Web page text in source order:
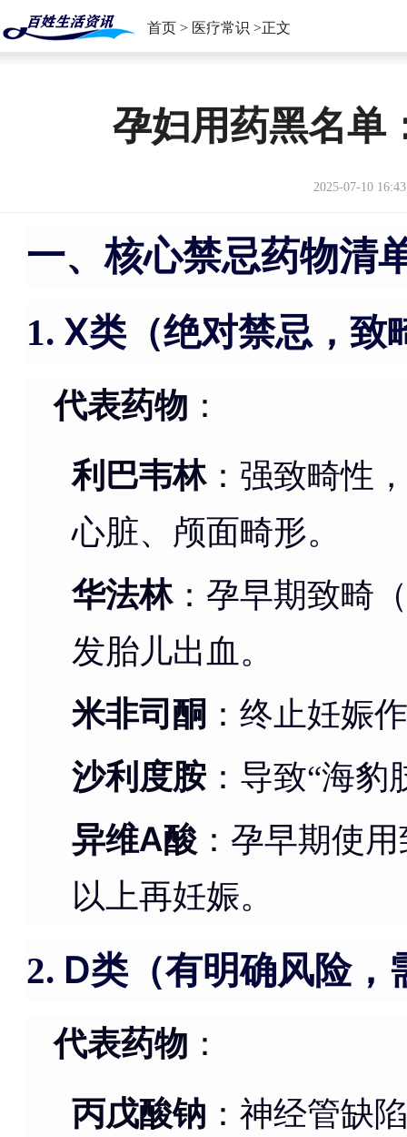
首页 > 医疗常识 >正文
孕妇用药黑名单
2025-07-10
一、核心禁忌药物清
1. X类（绝对禁忌，致
代表药物 ：
利巴韦林：强致畸性
心脏、颅面畸形。
华法林：孕早期致畸
发胎儿出血。
米非司酮 ：终止妊娠
沙利度胺 ：导致“海
异维A酸 ：孕早期使
以上再妊娠。
2. D类（有明确风险，
代表药物 ：
丙戊酸钠 ：神经管缺